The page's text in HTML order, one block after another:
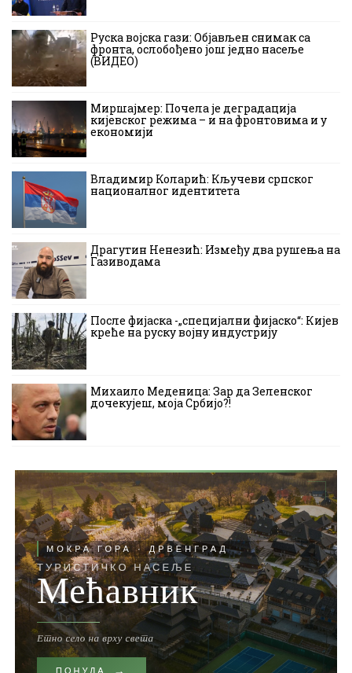
Руска војска гази: Објављен снимак са
фронта, ослобођено још једно насеље
(ВИДЕО)
Миршајмер: Почела је деградација
кијевског режима – и на фронтовима и у
економији
Владимир Коларић: Кључеви српског
националног идентитета
Драгутин Ненезић: Између два рушења на
Газиводама
После фијаска -„специјални фијаско“: Кијев
креће на руску војну индустрију
Михаило Меденица: Зар да Зеленског
дочекујеш, моја Србијо?!